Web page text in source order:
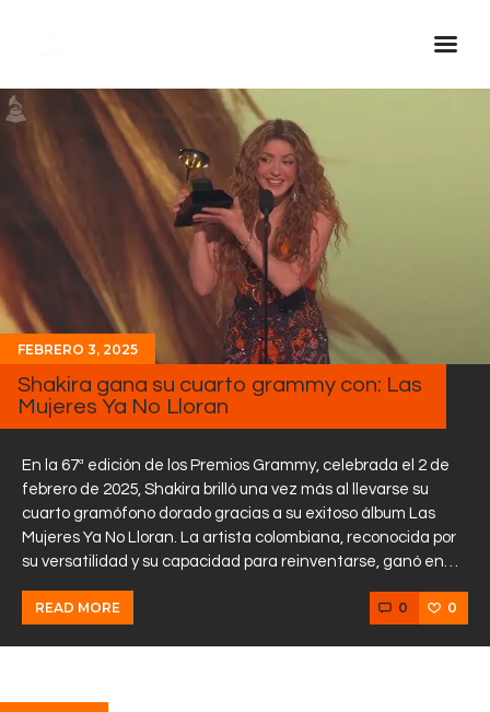
Inicio Real FM
Streaming
En Vivo
Descarga La APP
Programas
Noticias
Equipo
Sobre Nosotros
Contactos
FEBRERO 3, 2025
Shakira gana su cuarto grammy con: Las
Mujeres Ya No Lloran
En la 67ª edición de los Premios Grammy, celebrada el 2 de
febrero de 2025, Shakira brilló una vez más al llevarse su
cuarto gramófono dorado gracias a su exitoso álbum Las
Mujeres Ya No Lloran. La artista colombiana, reconocida por
su versatilidad y su capacidad para reinventarse, ganó en…
READ MORE 0 0